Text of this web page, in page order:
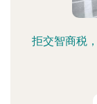
拒交智商税